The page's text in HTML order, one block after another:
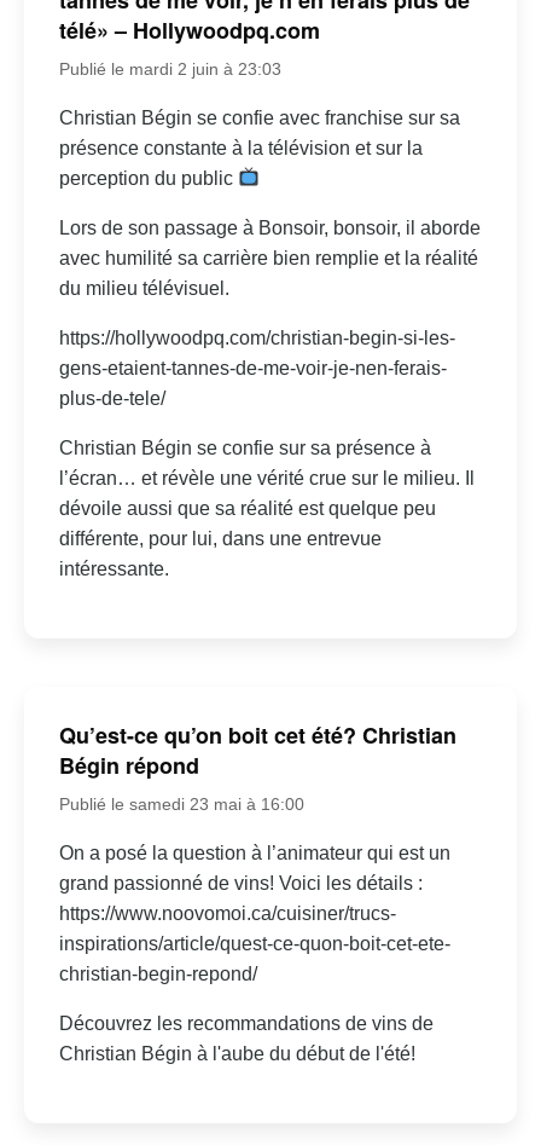
télé» – Hollywoodpq.com
Publié le mardi 2 juin à 23:03
Christian Bégin se confie avec franchise sur sa
présence constante à la télévision et sur la
perception du public
Lors de son passage à Bonsoir, bonsoir, il aborde
avec humilité sa carrière bien remplie et la réalité
du milieu télévisuel.
https://hollywoodpq.com/christian-begin-si-les-
gens-etaient-tannes-de-me-voir-je-nen-ferais-
plus-de-tele/
Christian Bégin se confie sur sa présence à
l’écran… et révèle une vérité crue sur le milieu. Il
dévoile aussi que sa réalité est quelque peu
différente, pour lui, dans une entrevue
intéressante.
Qu’est-ce qu’on boit cet été? Christian
Bégin répond
Publié le samedi 23 mai à 16:00
On a posé la question à l’animateur qui est un
grand passionné de vins! Voici les détails :
https://www.noovomoi.ca/cuisiner/trucs-
inspirations/article/quest-ce-quon-boit-cet-ete-
christian-begin-repond/
Découvrez les recommandations de vins de
Christian Bégin à l'aube du début de l'été!